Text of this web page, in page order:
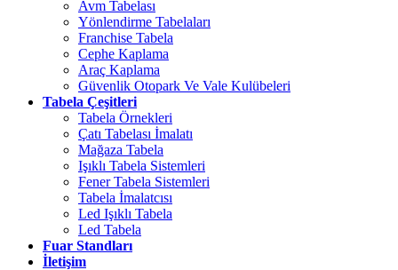
Avm Tabelası
Yönlendirme Tabelaları
Franchise Tabela
Cephe Kaplama
Araç Kaplama
Güvenlik Otopark Ve Vale Kulübeleri
Tabela Çeşitleri
Tabela Örnekleri
Çatı Tabelası İmalatı
Mağaza Tabela
Işıklı Tabela Sistemleri
Fener Tabela Sistemleri
Tabela İmalatcısı
Led Işıklı Tabela
Led Tabela
Fuar Standları
İletişim